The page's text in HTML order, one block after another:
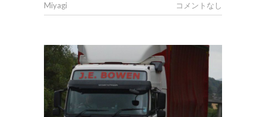
Miyagi コメントなし